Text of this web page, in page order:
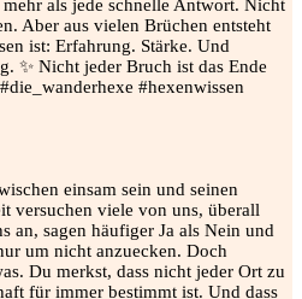
als jede schnelle Antwort. Nicht
Aber aus vielen Brüchen entsteht
ist: Erfahrung. Stärke. Und
✨ Nicht jeder Bruch ist das Ende
#hexenwissen